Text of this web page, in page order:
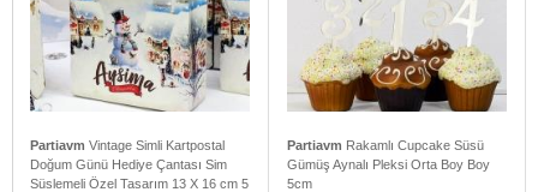
Partiavm Vintage Simli Kartpostal
Doğum Günü Hediye Çantası Sim
Süslemeli Özel Tasarım 13 X 16 cm 5
Partiavm Rakamlı Cupcake Süsü
Gümüş Aynalı Pleksi Orta Boy Boy
5cm